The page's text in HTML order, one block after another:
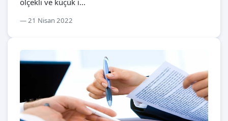
ölçekli ve küçük i...
21 Nisan 2022